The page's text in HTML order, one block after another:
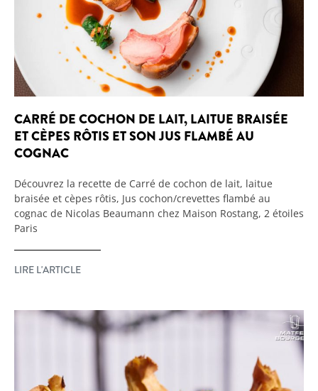
CARRÉ DE COCHON DE LAIT, LAITUE BRAISÉE
ET CÈPES RÔTIS ET SON JUS FLAMBÉ AU
COGNAC
Découvrez la recette de Carré de cochon de lait, laitue
braisée et cèpes rôtis, Jus cochon/crevettes flambé au
cognac de Nicolas Beaumann chez Maison Rostang, 2 étoiles
Paris
LIRE L'ARTICLE